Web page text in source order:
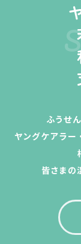
ふうせ
ヤングケアラー
皆さまの